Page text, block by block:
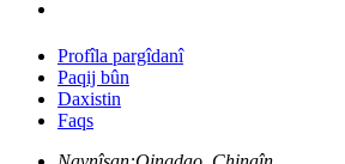
Profîla pargîdanî
Paqij bûn
Daxistin
Faqs